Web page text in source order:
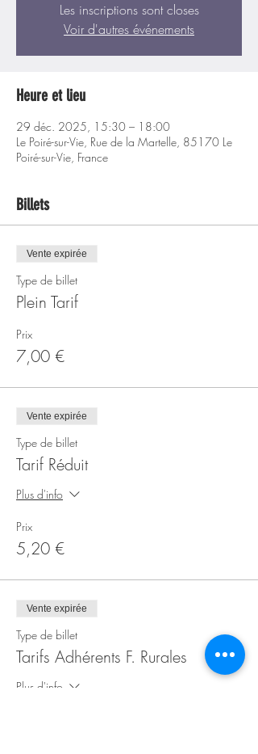
Les inscriptions sont closes
Voir d'autres événements
Heure et lieu
29 déc. 2025, 15:30 – 18:00
Le Poiré-sur-Vie, Rue de la Martelle, 85170 Le
Poiré-sur-Vie, France
Billets
Vente expirée
Type de billet
Plein Tarif
Prix
7,00 €
Vente expirée
Type de billet
Tarif Réduit
Plus d'info
Prix
5,20 €
Vente expirée
Type de billet
Tarifs Adhérents F. Rurales
Plus d'info